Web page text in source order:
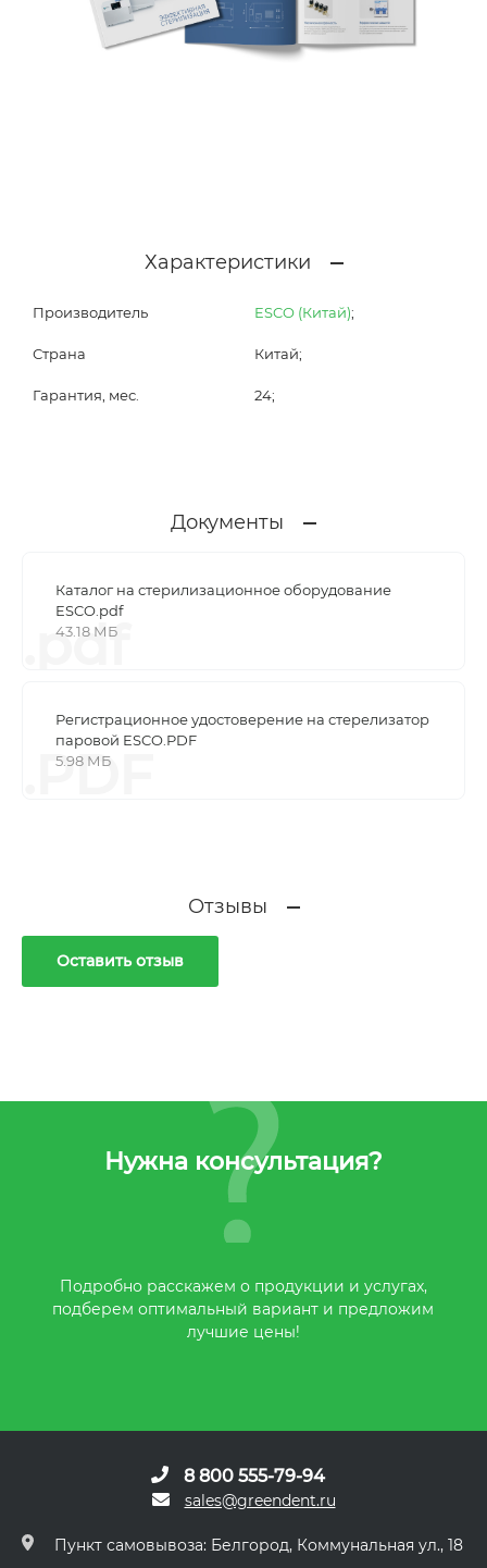
Характеристики
Производитель ESCO (Китай);
Страна Китай;
Гарантия, мес. 24;
Документы
Каталог на стерилизационное оборудование
ESCO.pdf
43.18 МБ
.pdf
Регистрационное удостоверение на стерелизатор
паровой ESCO.PDF
5.98 МБ
.PDF
Отзывы
Оставить отзыв
Нужна консультация?
Подробно расскажем о продукции и услугах,
подберем оптимальный вариант и предложим
лучшие цены!
8 800 555-79-94
sales@greendent.ru
Пункт самовывоза: Белгород, Коммунальная ул., 18